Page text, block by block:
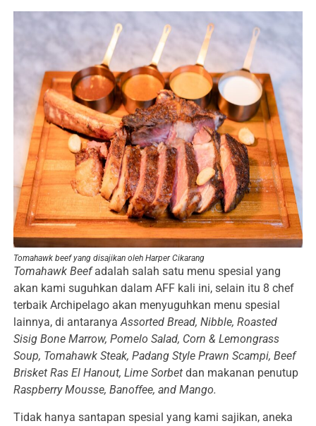
Tomahawk beef yang disajikan oleh Harper Cikarang
Tomahawk Beefadalah salah satu menu spesial yang
akan kami suguhkan dalam AFF kali ini, selain itu 8 chef
terbaik Archipelago akan menyuguhkan menu spesial
lainnya, di antaranyaAssorted Bread, Nibble, Roasted
Sisig Bone Marrow, Pomelo Salad, Corn & Lemongrass
Soup, Tomahawk Steak, Padang Style Prawn Scampi, Beef
Brisket Ras El Hanout, Lime Sorbet dan makanan penutup
Raspberry Mousse, Banoffee, and Mango.
Tidak hanya santapan spesial yang kami sajikan, aneka